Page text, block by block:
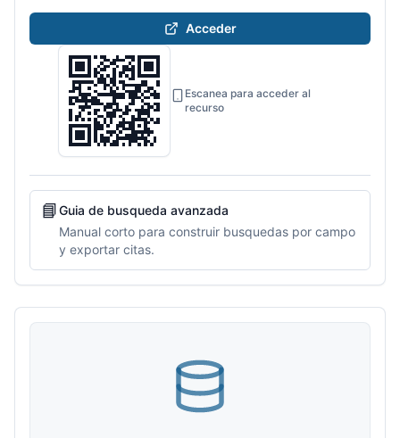
Acceder
Escanea para acceder al
recurso
📘Guia de busqueda avanzada
Manual corto para construir busquedas por campo
y exportar citas.